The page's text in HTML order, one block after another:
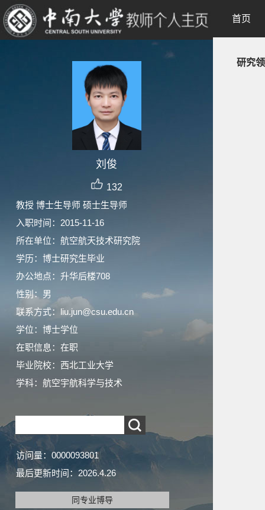
刘俊
132
教授 博士生导师 硕士生导师
入职时间：2015-11-16
所在单位：航空航天技术研究院
学历：博士研究生毕业
办公地点：升华后楼708
性别：男
联系方式：liu.jun@csu.edu.cn
学位：博士学位
在职信息：在职
毕业院校：西北工业大学
学科：航空宇航科学与技术
访问量： 0000093801
最后更新时间： 2026.4.26
同专业博导
首页
研究